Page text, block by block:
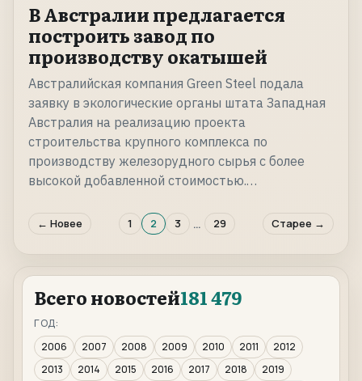
В Австралии предлагается
построить завод по
производству окатышей
Австралийская компания Green Steel подала
заявку в экологические органы штата Западная
Австралия на реализацию проекта
строительства крупного комплекса по
производству железорудного сырья с более
высокой добавленной стоимостью.…
← Новее 1 2 3 … 29 Старее →
Всего новостей181 479
ГОД:
2006
2007 2008 2009 2010 2011
2012
2013
2014 2015 2016 2017 2018
2019